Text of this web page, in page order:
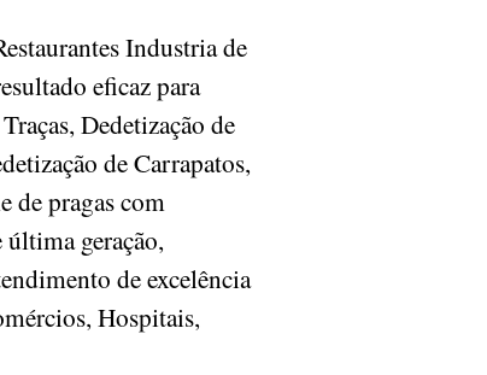
Industria de
eficaz para
Dedetização de
de Carrapatos,
de pragas com
geração,
de excelência
Hospitais,